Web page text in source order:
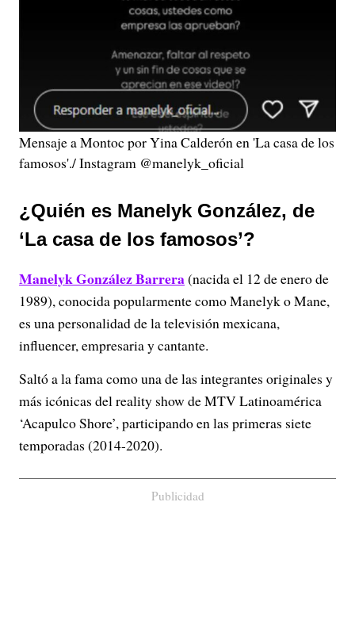
Mensaje a Montoc por Yina Calderón en 'La casa de los
famosos'./ Instagram @manelyk_oficial
¿Quién es Manelyk González, de
‘La casa de los famosos’?
Manelyk González Barrera(nacida el 12 de enero de
1989), conocida popularmente como Manelyk o Mane,
es una personalidad de la televisión mexicana,
influencer, empresaria y cantante.
Saltó a la fama como una de las integrantes originales y
más icónicas del reality show de MTV Latinoamérica
‘Acapulco Shore’, participando en las primeras siete
temporadas (2014-2020).
Publicidad